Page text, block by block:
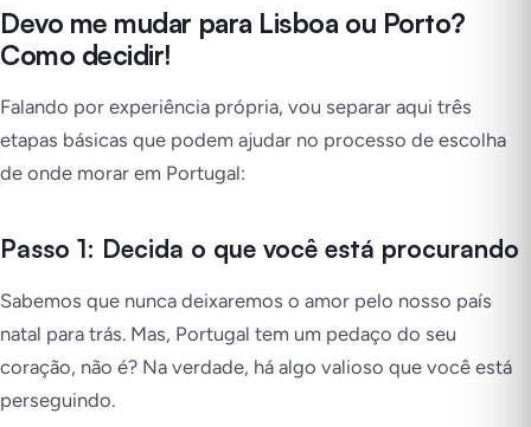
Devo me mudar para Lisboa ou Porto?
Como decidir!
Falando por experiência própria, vou separar aqui três
etapas básicas que podem ajudar no processo de escolha
de onde morar em Portugal:
Passo 1: Decida o que você está procurando
Sabemos que nunca deixaremos o amor pelo nosso país
natal para trás. Mas, Portugal tem um pedaço do seu
coração, não é? Na verdade, há algo valioso que você está
perseguindo.